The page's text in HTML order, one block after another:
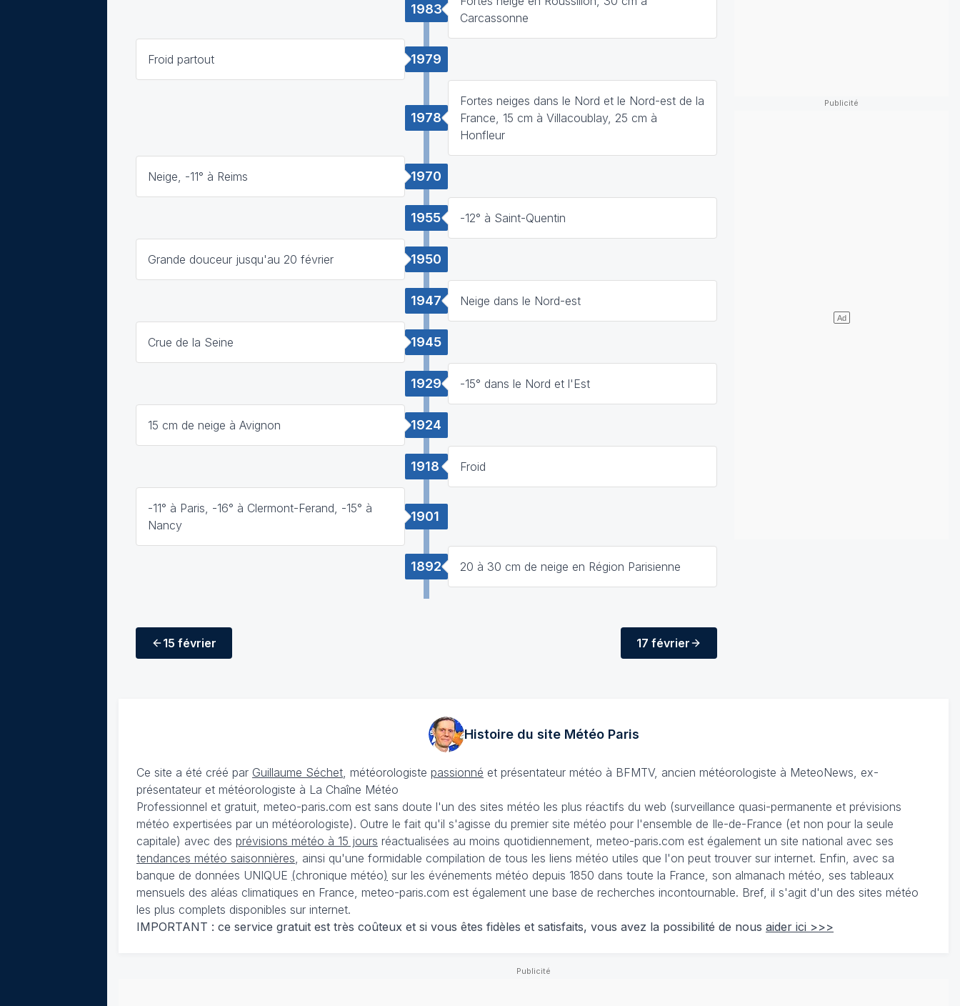
1983
Carcassonne
1979
Froid partout
1978
Fortes neiges dans le Nord et le Nord-est de la
France, 15 cm à Villacoublay, 25 cm à
Honfleur
1970
Neige, -11° à Reims
1955 -12° à Saint-Quentin
1950
Grande douceur jusqu'au 20 février
1947 Neige dans le Nord-est
1945
Crue de la Seine
1929 -15° dans le Nord et l'Est
1924
15 cm de neige à Avignon
1918 Froid
1901
-11° à Paris, -16° à Clermont-Ferand, -15° à
Nancy
1892 20 à 30 cm de neige en Région Parisienne
15 février 17 février
Histoire du site MétéoParis
Ce site a été créé par Guillaume Séchet, météorologiste passionné et présentateur météo à BFMTV, ancien météorologiste à MeteoNews, ex-
présentateur et météorologiste à La Chaîne Météo
Professionnel et gratuit, meteo-paris.com est sans doute l'un des sites météo les plus réactifs du web (surveillance quasi-permanente et prévisions
météo expertisées par un météorologiste). Outre le fait qu'il s'agisse du premier site météo pour l'ensemble de Ile-de-France (et non pour la seule
capitale) avec des prévisions météo à 15 jours réactualisées au moins quotidiennement, meteo-paris.com est également un site national avec ses
tendances météo saisonnières, ainsi qu'une formidable compilation de tous les liens météo utiles que l'on peut trouver sur internet. Enfin, avec sa
banque de données UNIQUE (chronique météo) sur les événements météo depuis 1850 dans toute la France, son almanach météo, ses tableaux
mensuels des aléas climatiques en France, meteo-paris.com est également une base de recherches incontournable. Bref, il s'agit d'un des sites météo
les plus complets disponibles sur internet.
IMPORTANT : ce service gratuit est très coûteux et si vous êtes fidèles et satisfaits, vous avez la possibilité de nous aider ici >>>